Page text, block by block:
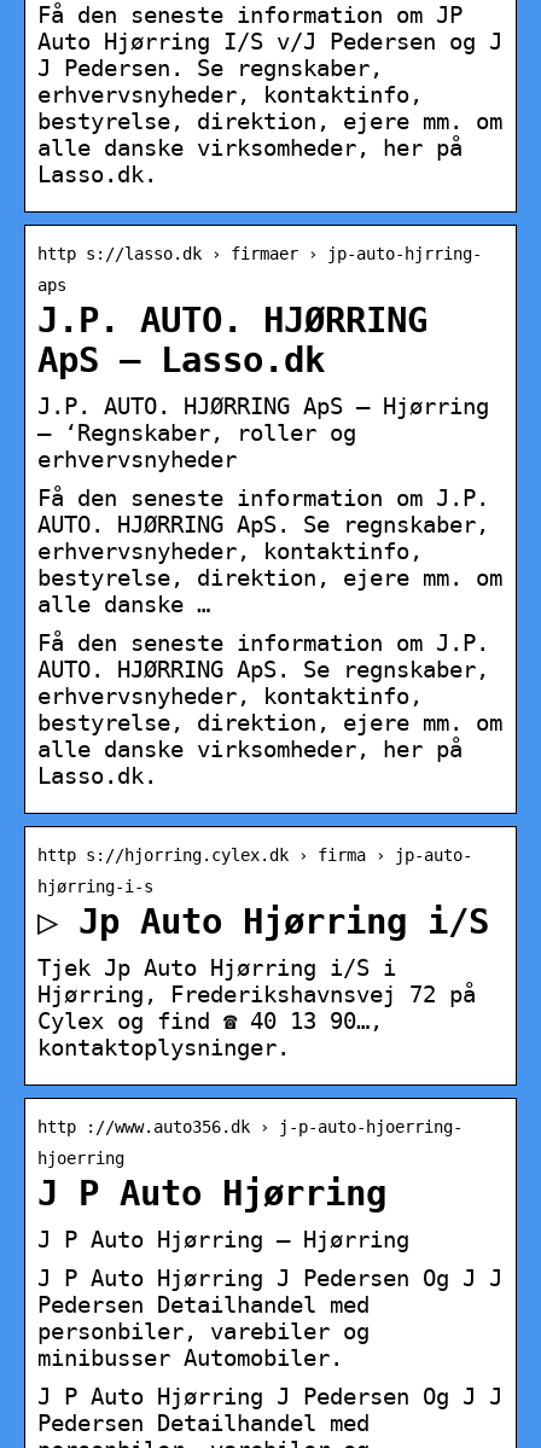
Få den seneste information om JP
Auto Hjørring I/S v/J Pedersen og J
J Pedersen. Se regnskaber,
erhvervsnyheder, kontaktinfo,
bestyrelse, direktion, ejere mm. om
alle danske virksomheder, her på
Lasso.dk.
http s://lasso.dk › firmaer › jp-auto-hjrring-
aps
J.P. AUTO. HJØRRING
ApS – Lasso.dk
J.P. AUTO. HJØRRING ApS – Hjørring
– ‘Regnskaber, roller og
erhvervsnyheder
Få den seneste information om J.P.
AUTO. HJØRRING ApS. Se regnskaber,
erhvervsnyheder, kontaktinfo,
bestyrelse, direktion, ejere mm. om
alle danske …
Få den seneste information om J.P.
AUTO. HJØRRING ApS. Se regnskaber,
erhvervsnyheder, kontaktinfo,
bestyrelse, direktion, ejere mm. om
alle danske virksomheder, her på
Lasso.dk.
http s://hjorring.cylex.dk › firma › jp-auto-
hjørring-i-s
▷ Jp Auto Hjørring i/S
Tjek Jp Auto Hjørring i/S i
Hjørring, Frederikshavnsvej 72 på
Cylex og find ☎ 40 13 90…,
kontaktoplysninger.
http ://www.auto356.dk › j-p-auto-hjoerring-
hjoerring
J P Auto Hjørring
J P Auto Hjørring – Hjørring
J P Auto Hjørring J Pedersen Og J J
Pedersen Detailhandel med
personbiler, varebiler og
minibusser Automobiler.
J P Auto Hjørring J Pedersen Og J J
Pedersen Detailhandel med